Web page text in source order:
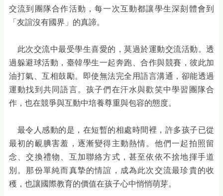
交流到團隊合作活動，每一次互動都讓學生深刻體會到
「友誼沒有國界」的真諦。
此次交流中最受學生喜愛的，莫過於運動交流活動。透
過躲避球活動，臺韓學生一起奔跑、合作與競賽，彼此加
油打氣、互相鼓勵。即使無法完全用語言溝通，卻能透過
運動找到共同語言。孩子們在汗水與歡笑中學習團隊合
作，也在競爭與互動中培養尊重與包容的態度。
最令人感動的是，在短暫的相處時間裡，許多孩子已從
最初的靦腆害羞，逐漸變得主動熱情。他們一起拍照留
念、交換禮物、互加聯絡方式，甚至依依不捨地揮手道
別。那份單純而真摯的情誼，成為此次交流最珍貴的收
穫，也讓國際教育的價值在孩子心中悄悄萌芽。